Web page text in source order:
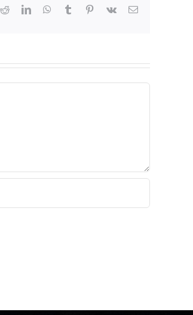
RedditLinkedInWhatsApp
Tumblr Pinterest
Vk
E-